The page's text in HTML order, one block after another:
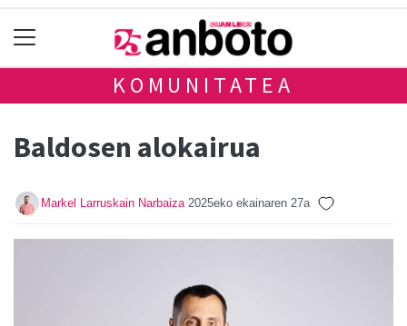
KOMUNITATEA
Baldosen alokairua
Markel Larruskain Narbaiza 2025eko ekainaren 27a